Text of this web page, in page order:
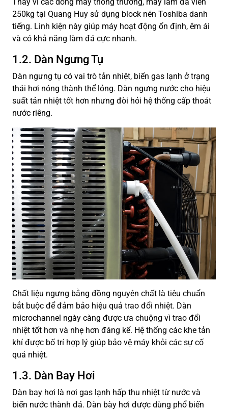
Thay vì các dòng máy thông thường, máy làm đá viên
250kg tại Quang Huy sử dụng block nén Toshiba danh
tiếng. Linh kiện này giúp máy hoạt động ổn định, êm ái
và có khả năng làm đá cực nhanh.
1.2. Dàn Ngưng Tụ
Dàn ngưng tụ có vai trò tản nhiệt, biến gas lạnh ở trạng
thái hơi nóng thành thể lỏng. Dàn ngưng nước cho hiệu
suất tản nhiệt tốt hơn nhưng đòi hỏi hệ thống cấp thoát
nước riêng.
Chất liệu ngưng bằng đồng nguyên chất là tiêu chuẩn
bắt buộc để đảm bảo hiệu quả trao đổi nhiệt. Dàn
microchannel ngày càng được ưa chuộng vì trao đổi
nhiệt tốt hơn và nhẹ hơn đáng kể. Hệ thống các khe tản
khí được bố trí hợp lý giúp bảo vệ máy khỏi các sự cố
quá nhiệt.
1.3. Dàn Bay Hơi
Dàn bay hơi là nơi gas lạnh hấp thu nhiệt từ nước và
biến nước thành đá. Dàn bày hơi được dùng phổ biến